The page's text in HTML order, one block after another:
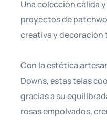
Una colección cálida
proyectos de
creativa y decoración
Con la estética
Downs, estas telas
gracias a su
rosas empolvados,